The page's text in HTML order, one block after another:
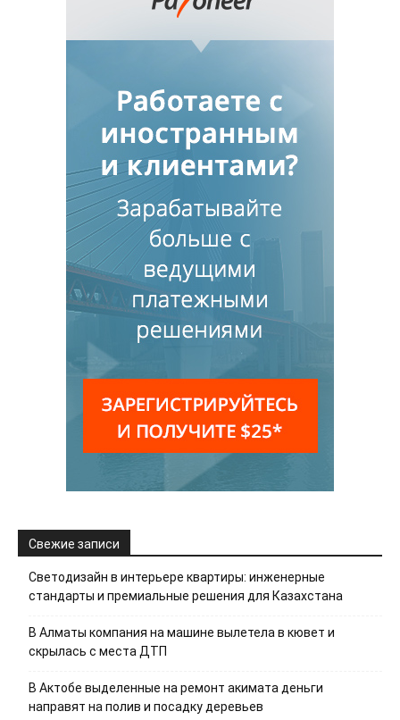
Свежие записи
Светодизайн в интерьере квартиры: инженерные
стандарты и премиальные решения для Казахстана
В Алматы компания на машине вылетела в кювет и
скрылась с места ДТП
В Актобе выделенные на ремонт акимата деньги
направят на полив и посадку деревьев